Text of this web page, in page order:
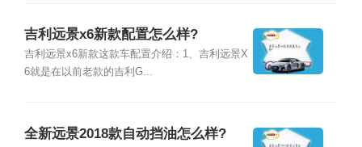
吉利远景x6新款配置怎么样?
吉利远景x6新款这款车配置介绍：1、吉利远景X
6就是在以前老款的吉利G...
全新远景2018款自动挡油怎么样?